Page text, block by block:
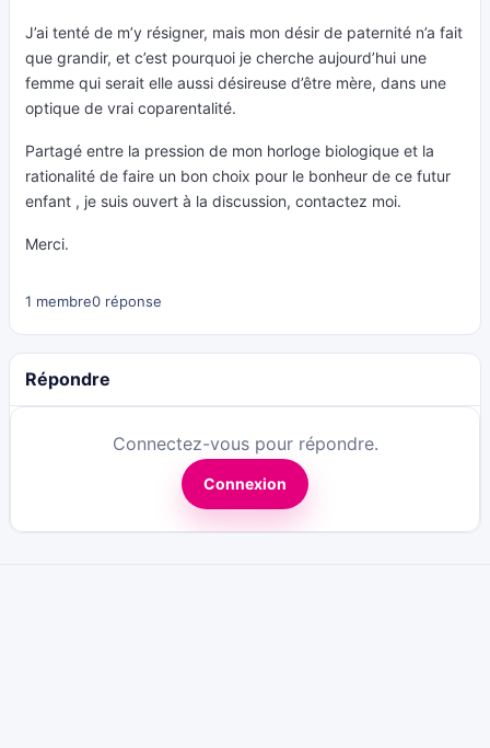
J’ai tenté de m’y résigner, mais mon désir de paternité n’a fait
que grandir, et c’est pourquoi je cherche aujourd’hui une
femme qui serait elle aussi désireuse d’être mère, dans une
optique de vrai coparentalité.
Partagé entre la pression de mon horloge biologique et la
rationalité de faire un bon choix pour le bonheur de ce futur
enfant , je suis ouvert à la discussion, contactez moi.
Merci.
1 membre0 réponse
Répondre
Connectez-vous pour répondre.
Connexion